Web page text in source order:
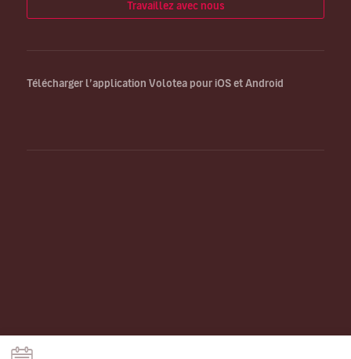
Travaillez avec nous
Télécharger l’application Volotea pour iOS et Android